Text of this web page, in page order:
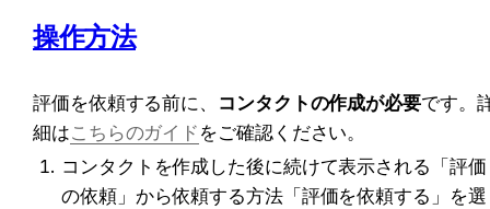
操作方法
評価を依頼する前に、 コンタクトの作成が必要です。
細はこちらのガイド をご確認ください。
コンタクトを作成した後に続けて表示される「評価
の依頼」から依頼する方法「評価を依頼する」を選